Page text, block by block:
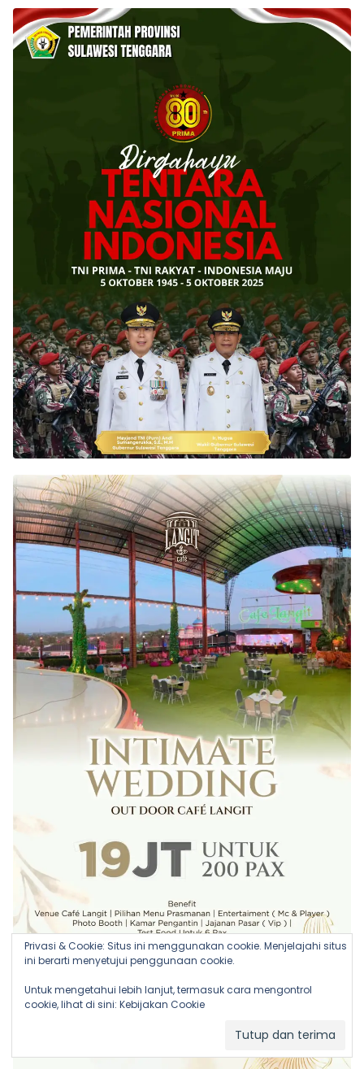
Privasi & Cookie: Situs ini menggunakan cookie. Menjelajahi situs
ini berarti menyetujui penggunaan cookie.
Untuk mengetahui lebih lanjut, termasuk cara mengontrol
cookie, lihat di sini: Kebijakan Cookie